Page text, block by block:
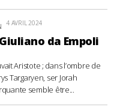
4 AVRIL 2024
da Empoli
Aristote ; dans l’ombre de
Targaryen, ser Jorah
semble être...